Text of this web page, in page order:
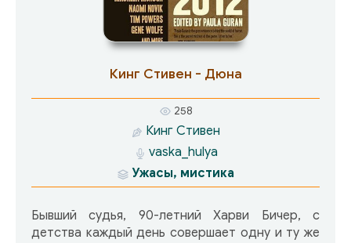
Кинг Стивен - Дюна
258
Кинг Стивен
vaska_hulya
Ужасы, мистика
Бывший судья, 90-летний Харви Бичер, с
детства каждый день совершает одну и ту же